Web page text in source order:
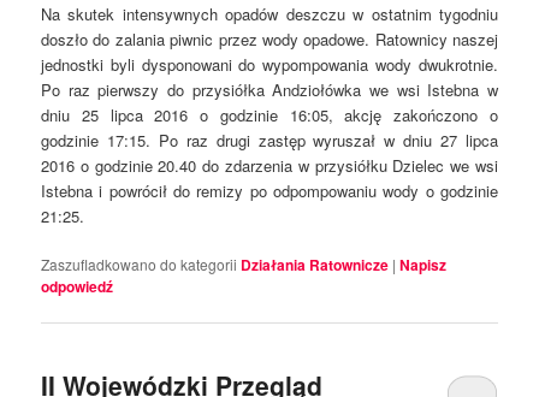
Na skutek intensywnych opadów deszczu w ostatnim tygodniu
doszło do zalania piwnic przez wody opadowe. Ratownicy naszej
jednostki byli dysponowani do wypompowania wody dwukrotnie.
Po raz pierwszy do przysiółka Andziołówka we wsi Istebna w
dniu 25 lipca 2016 o godzinie 16:05, akcję zakończono o
godzinie 17:15. Po raz drugi zastęp wyruszał w dniu 27 lipca
2016 o godzinie 20.40 do zdarzenia w przysiółku Dzielec we wsi
Istebna i powrócił do remizy po odpompowaniu wody o godzinie
21:25.
Zaszufladkowano do kategorii Działania Ratownicze | Napisz
odpowiedź
II Wojewódzki Przegląd